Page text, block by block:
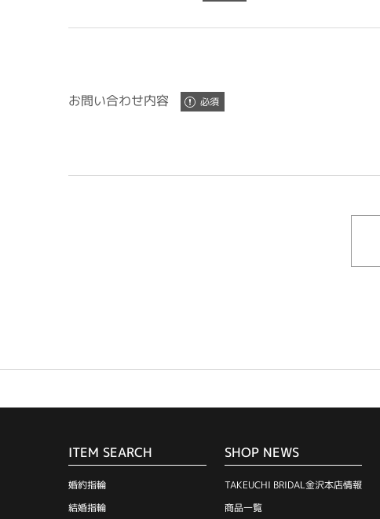
お問い合わせ内容
ITEM SEARCH
婚約指輪
結婚指輪
SHOP NEWS
TAKEUCHI BRIDAL金沢本店情報
商品一覧